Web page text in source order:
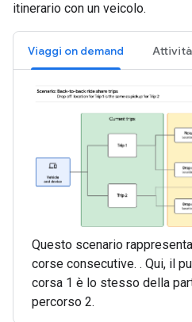
itinerario con un veicolo.
Viaggi on demand
Questo scenario
corse consecutive. . Qui, il
corsa 1 è lo stesso della
percorso 2.